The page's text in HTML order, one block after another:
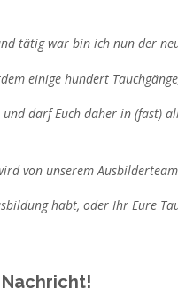
tätig war bin ich nun der
einige hundert
und darf Euch daher in (fast)
von unserem
habt, oder Ihr Eure